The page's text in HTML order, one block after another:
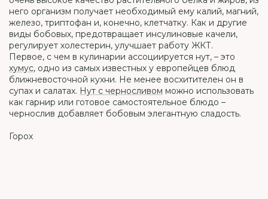
него организм получает необходимый ему калий, магний,
железо, триптофан и, конечно, клетчатку. Как и другие
виды бобовых, предотвращает инсулиновые качели,
регулирует холестерин, улучшает работу ЖКТ.
Первое, с чем в кулинарии ассоциируется нут, – это
хумус, одно из самых известных у европейцев блюд
ближневосточной кухни. Не менее восхитителен он в
супах и салатах. Нут с черносливом можно использовать
как гарнир или готовое самостоятельное блюдо –
чернослив добавляет бобовым элегантную сладость.
Горох